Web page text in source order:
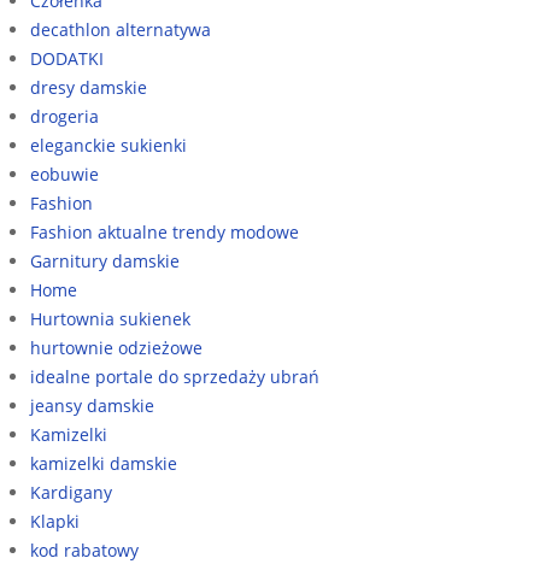
decathlon alternatywa
DODATKI
dresy damskie
drogeria
eleganckie sukienki
eobuwie
Fashion
Fashion aktualne trendy modowe
Garnitury damskie
Home
Hurtownia sukienek
hurtownie odzieżowe
idealne portale do sprzedaży ubrań
jeansy damskie
Kamizelki
kamizelki damskie
Kardigany
Klapki
kod rabatowy